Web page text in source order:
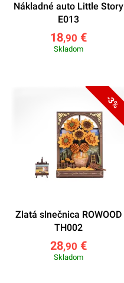
Nákladné auto Little Story
E013
18,90 €
Skladom
-3%
Zlatá slnečnica ROWOOD
TH002
28,90 €
Skladom